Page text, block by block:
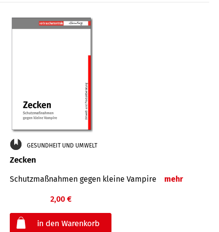
GESUNDHEIT UND UMWELT
Zecken
Schutz­maß­nahmen gegen kleine Vampire mehr
2,00 €